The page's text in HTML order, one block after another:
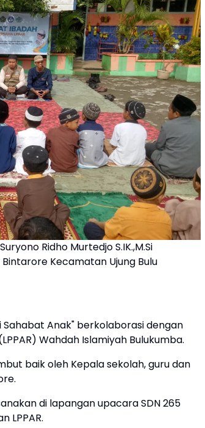
Ridho Murtedjo S.IK.,M.Si
Kecamatan Ujung Bulu
Sahabat Anak" berkolaborasi dengan
Wahdah Islamiyah Bulukumba.
baik oleh Kepala sekolah, guru dan
di lapangan upacara SDN 265
LPPAR.